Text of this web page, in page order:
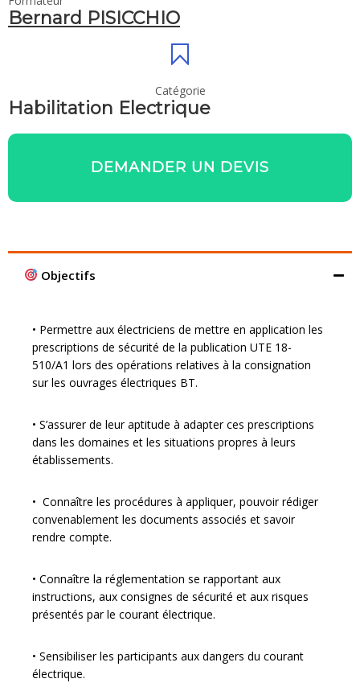
Bernard PISICCHIO
Catégorie
Habilitation Electrique
DEMANDER UN DEVIS
Objectifs
• Permettre aux électriciens de mettre en application les
prescriptions de sécurité de la publication UTE 18-
510/A1 lors des opérations relatives à la consignation
sur les ouvrages électriques BT.
• S’assurer de leur aptitude à adapter ces prescriptions
dans les domaines et les situations propres à leurs
établissements.
• Connaître les procédures à appliquer, pouvoir rédiger
convenablement les documents associés et savoir
rendre compte.
• Connaître la réglementation se rapportant aux
instructions, aux consignes de sécurité et aux risques
présentés par le courant électrique.
• Sensibiliser les participants aux dangers du courant
électrique.